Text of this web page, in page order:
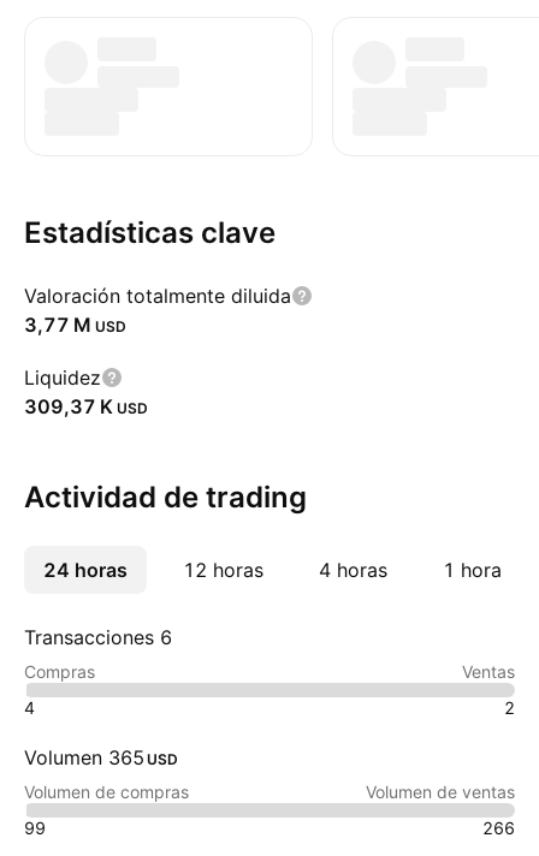
Estadísticas clave
Valoración totalmente diluida
‪3,77 M‬ USD
Liquidez
‪309,37 K‬ USD
Actividad de trading
24 horas 12 horas 4 horas 1 hora
Más
Transacciones 6
Compras
Ventas
4
2
Volumen 365 USD
Volumen de compras
Volumen de ventas
99
266